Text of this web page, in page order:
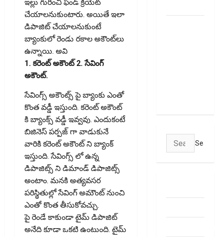
ఇల్లు గురించి ఫండ్ క్రియేట్
చేయాల‌నుకుంటారు. అయితే ఇలా
డిపాజిట్ చేయాల‌నుకుంటే
బ్యాంకులో రెండు ర‌కాల అకౌంట్‌లు
ఉన్నాయి. అవి
1. కరెంట్ అకౌంట్ 2. సేవింగ్
అకౌంట్.
సేవింగ్స్ అకౌంట్స్ పై బ్యాంకు ఎంతో
కొంత వడ్డీ ఇస్తుంది. కరెంట్ అకౌంట్
కి బ్యాంక్స్ వడ్డీ ఇవ్వవు. ఎందుకంటే
బిజినెస్ పర్పజ్ గా వాడుకునే
వారికి కరెంట్ అకౌంట్ ని బ్యాంక్
ఇస్తుంది. సేవింగ్స్ లో ఉన్న
డిపాజిట్స్ ని డిమాండ్ డిపాజిట్స్
అంటాం. మనకి అత్యవసర
పరిస్థితుల్లో సేవింగ్ అమౌంట్ నుంచి
ఎంతో కొంత‌ తీసుకోవచ్చు.
పై రెండే కాకుండా టైమ్ డిపాజిట్
అనేది కూడా ఒక‌టి ఉంటుంది. టైమ్
Search
for: